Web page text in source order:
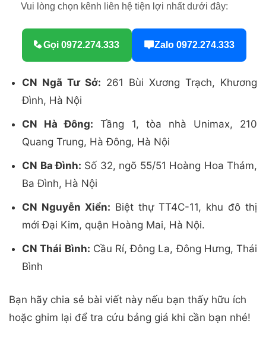
Vui lòng chọn kênh liên hệ tiện lợi nhất dưới đây:
Gọi 0972.274.333 Zalo 0972.274.333
CN Ngã Tư Sở: 261 Bùi Xương Trạch, Khương
Đình, Hà Nội
CN Hà Đông: Tầng 1, tòa nhà Unimax, 210
Quang Trung, Hà Đông, Hà Nội
CN Ba Đình: Số 32, ngõ 55/51 Hoàng Hoa Thám,
Ba Đình, Hà Nội
CN Nguyễn Xiển: Biệt thự TT4C-11, khu đô thị
mới Đại Kim, quận Hoàng Mai, Hà Nội.
CN Thái Bình: Cầu Rí, Đông La, Đông Hưng, Thái
Bình
Bạn hãy chia sẻ bài viết này nếu bạn thấy hữu ích
hoặc ghim lại để tra cứu bảng giá khi cần bạn nhé!